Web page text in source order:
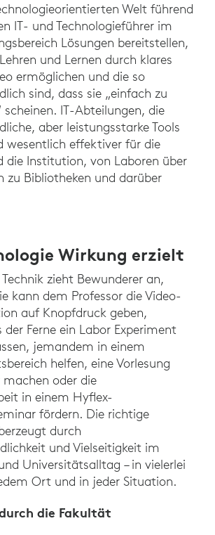
Welt führend
IT- und Technologieführer im
Lösungen bereitstellen,
und Lernen durch klares
ermöglichen und die so
sind, dass sie „einfach zu
IT-Abteilungen, die
aber leistungsstarke Tools
wesentlich effektiver für die
die Institution, von Laboren über
zu Bibliotheken und darüber
Wirkung erzielt
zieht Bewunderer an,
kann dem Professor die Video-
auf Knopfdruck geben,
Ferne ein Labor Experiment
jemandem in einem
helfen, eine Vorlesung
oder die
in einem Hyflex-
fördern. Die richtige
durch
und Vielseitigkeit im
Universitätsalltag – in vielerlei
Ort und in jeder Situation.
die Fakultät